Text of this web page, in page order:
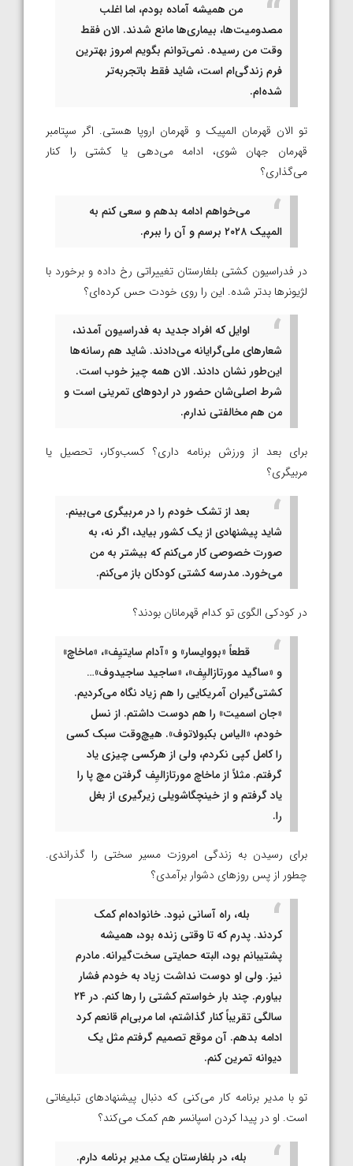
من همیشه آماده بودم، اما اغلب
مصدومیت‌ها، بیماری‌ها مانع شدند. الان فقط
وقت من رسیده. نمی‌توانم بگویم امروز بهترین
فرم زندگی‌ام است، شاید فقط باتجربه‌تر
شده‌ام.
تو الان قهرمان المپیک و قهرمان اروپا هستی. اگر سپتامبر
قهرمان جهان شوی، ادامه می‌دهی یا کشتی را کنار
می‌گذاری؟
می‌خواهم ادامه بدهم و سعی کنم به
المپیک ۲۰۲۸ برسم و آن را ببرم.
در فدراسیون کشتی بلغارستان تغییراتی رخ داده و برخورد با
لژیونرها بدتر شده. این را روی خودت حس کرده‌ای؟
اوایل که افراد جدید به فدراسیون آمدند،
شعارهای ملی‌گرایانه می‌دادند. شاید هم رسانه‌ها
این‌طور نشان دادند. الان همه چیز خوب است.
شرط اصلی‌شان حضور در اردوهای تمرینی است و
من هم مخالفتی ندارم.
برای بعد از ورزش برنامه داری؟ کسب‌وکار، تحصیل یا
مربیگری؟
بعد از تشک خودم را در مربیگری می‌بینم.
شاید پیشنهادی از یک کشور بیاید، اگر نه، به
صورت خصوصی کار می‌کنم که بیشتر به من
می‌خورد. مدرسه کشتی کودکان باز می‌کنم.
در کودکی الگوی تو کدام قهرمانان بودند؟
قطعاً «بووایسار» و «آدام سایتیِف»، «ماخاچ»
و «ساگید مورتازالیِف»، «ساجید ساجیدوف»…
کشتی‌گیران آمریکایی را هم زیاد نگاه می‌کردیم.
«جان اسمیت» را هم دوست داشتم. از نسل
خودم، «الیاس بکبولاتوف». هیچ‌وقت سبک کسی
را کامل کپی نکردم، ولی از هرکسی چیزی یاد
گرفتم. مثلاً از ماخاچ مورتازالیِف گرفتن مچ پا را
یاد گرفتم و از خینچگاشویلی زیرگیری از بغل
را.
برای رسیدن به زندگی امروزت مسیر سختی را گذراندی.
چطور از پس روزهای دشوار برآمدی؟
بله، راه آسانی نبود. خانواده‌ام کمک
کردند. پدرم که تا وقتی زنده بود، همیشه
پشتیبانم بود، البته حمایتی سخت‌گیرانه. مادرم
نیز. ولی او دوست نداشت زیاد به خودم فشار
بیاورم. چند بار خواستم کشتی را رها کنم. در ۲۴
سالگی تقریباً کنار گذاشتم، اما مربی‌ام قانعم کرد
ادامه بدهم. آن موقع تصمیم گرفتم مثل یک
دیوانه تمرین کنم.
تو با مدیر برنامه کار می‌کنی که دنبال پیشنهادهای تبلیغاتی
است. او در پیدا کردن اسپانسر هم کمک می‌کند؟
بله، در بلغارستان یک مدیر برنامه دارم.